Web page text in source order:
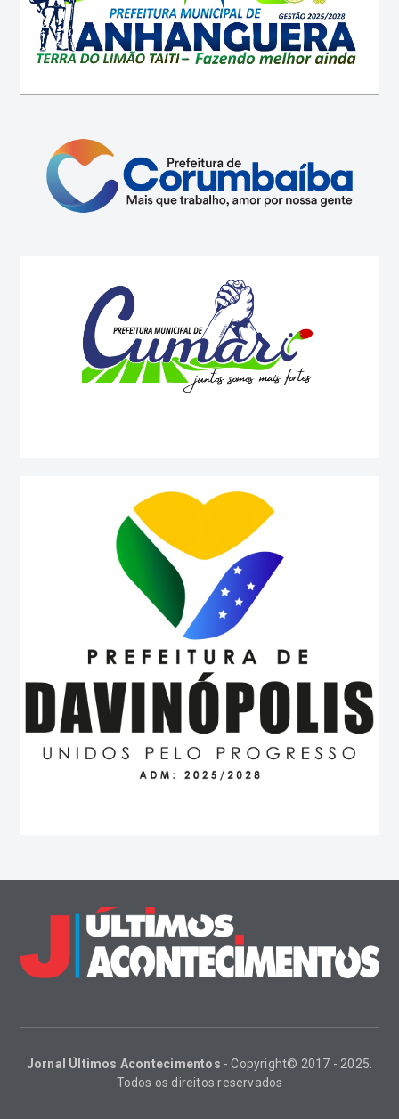
Jornal Últimos Acontecimentos - Copyright© 2017 - 2025.
Todos os direitos reservados